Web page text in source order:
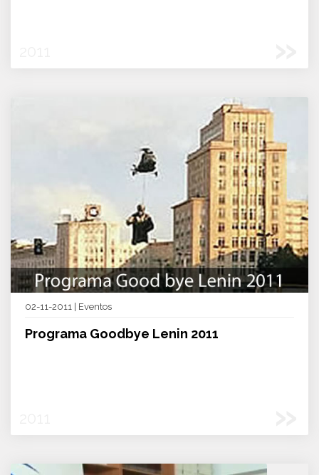
02-11-2011 | Eventos
Programa Goodbye Lenin 2011